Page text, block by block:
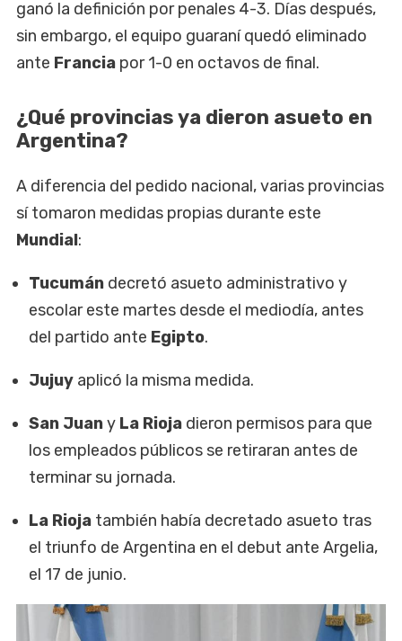
ganó la definición por penales 4-3. Días después,
sin embargo, el equipo guaraní quedó eliminado
ante Francia por 1-0 en octavos de final.
¿Qué provincias ya dieron asueto en
Argentina?
A diferencia del pedido nacional, varias provincias
sí tomaron medidas propias durante este
Mundial:
Tucumán decretó asueto administrativo y
escolar este martes desde el mediodía, antes
del partido ante Egipto.
Jujuy aplicó la misma medida.
San Juany La Rioja dieron permisos para que
los empleados públicos se retiraran antes de
terminar su jornada.
La Rioja también había decretado asueto tras
el triunfo de Argentina en el debut ante Argelia,
el 17 de junio.